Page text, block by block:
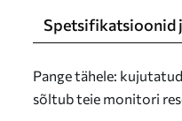
Spetsifikatsioonid
Pange tähele:
sõltub teie monitori